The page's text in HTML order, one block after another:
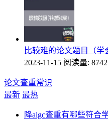
比较难的论文题目（学
2023-11-15 阅读量: 8742
论文查重常识
最新 最热
降aigc查重有哪些符合